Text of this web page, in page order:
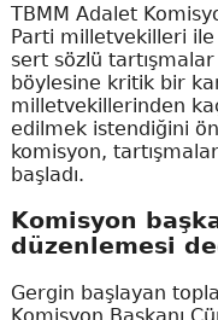
TBMM Adalet
Parti milletvekilleri
sert sözlü
böylesine kritik bir
milletvekillerinden
edilmek istendiğini
komisyon,
başladı.
Komisyon
düzenlemesi
Gergin başlayan